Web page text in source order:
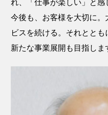
れ、「仕事が楽しい」と感
今後も、お客様を大切に
ビスを続ける。それとと
新たな事業展開も目指しま